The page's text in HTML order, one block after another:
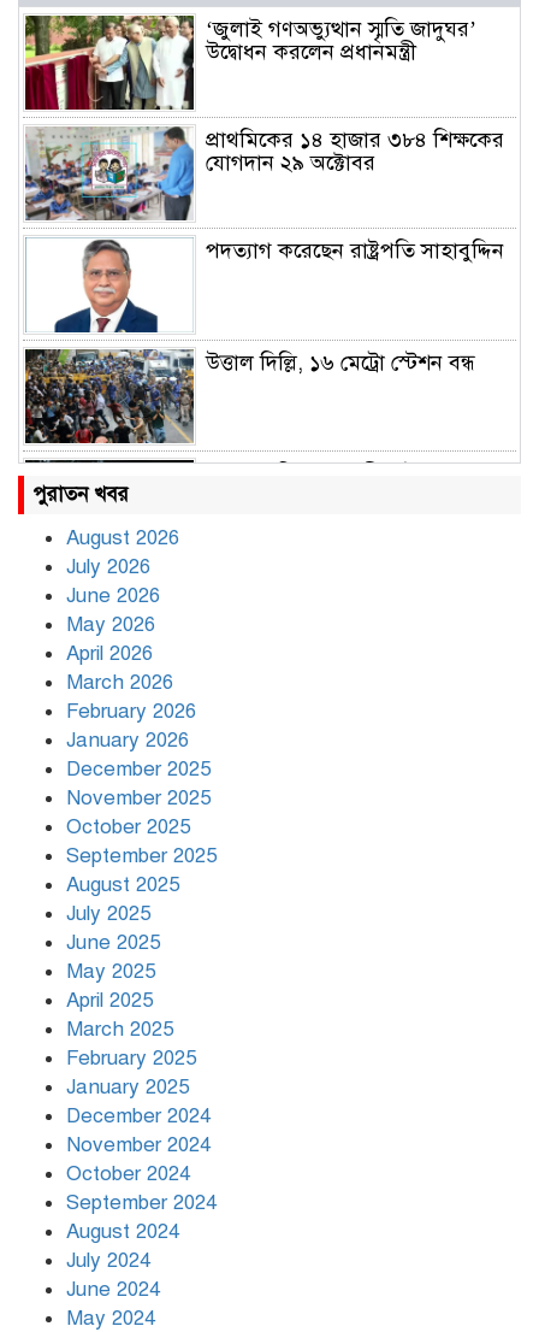
‘জুলাই গণঅভ্যুত্থান স্মৃতি জাদুঘর’
উদ্বোধন করলেন প্রধানমন্ত্রী
প্রাথমিকের ১৪ হাজার ৩৮৪ শিক্ষকের
যোগদান ২৯ অক্টোবর
পদত্যাগ করেছেন রাষ্ট্রপতি সাহাবুদ্দিন
উত্তাল দিল্লি, ১৬ মেট্রো স্টেশন বন্ধ
বৃষ্টি থামার নাম নেই, পথে পথে
পুরাতন খবর
August 2026
July 2026
June 2026
May 2026
April 2026
March 2026
February 2026
January 2026
December 2025
November 2025
October 2025
September 2025
August 2025
July 2025
June 2025
May 2025
April 2025
March 2025
February 2025
January 2025
December 2024
November 2024
October 2024
September 2024
August 2024
July 2024
June 2024
May 2024